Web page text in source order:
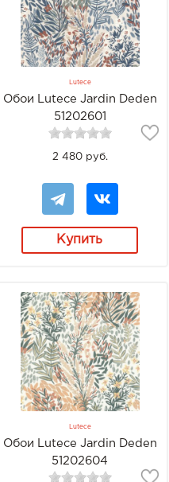
Lutece
Обои Lutece Jardin Deden
51202601
2 480 руб.
Купить
Lutece
Обои Lutece Jardin Deden
51202604